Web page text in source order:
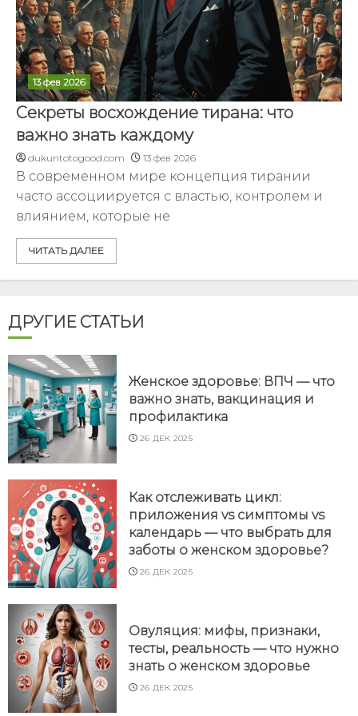
13 фев 2026
Секреты восхождение тирана: что
важно знать каждому
dukuntotogood.com 13 фев 2026
В современном мире концепция тирании
часто ассоциируется с властью, контролем и
влиянием, которые не
ЧИТАТЬ ДАЛЕЕ
ДРУГИЕ СТАТЬИ
Женское здоровье: ВПЧ — что
важно знать, вакцинация и
профилактика
26 ДЕК 2025
Как отслеживать цикл:
приложения vs симптомы vs
календарь — что выбрать для
заботы о женском здоровье?
26 ДЕК 2025
Овуляция: мифы, признаки,
тесты, реальность — что нужно
знать о женском здоровье
26 ДЕК 2025